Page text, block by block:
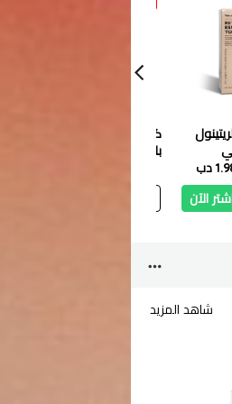
دب
الآن
كوبا إكليل الجبل بالنعنا
بلسم 480 مل
شاهد المزيد